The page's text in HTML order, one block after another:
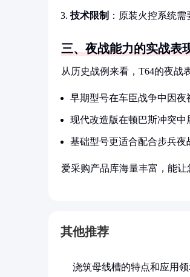
技术限制 ：原装火控系统
三、夜战能力的实战表
从历史战例来看，T64的夜战
早期型号在车臣战争中因夜
现代改造版在顿巴斯冲突中
基础型号更适合配合步兵
爱采购产品库海量丰富，能
其他推荐
浇筑母线槽的特点和应用